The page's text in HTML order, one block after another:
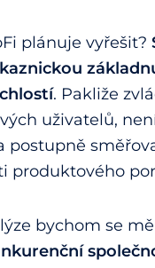
plánuje vyřešit?
. Pakliže
uživatelů,
postupně
produktového
bychom se